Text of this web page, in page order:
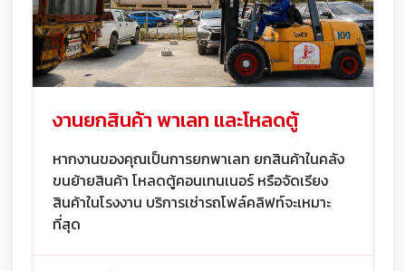
งานยกสินค้า พาเลท และโหลดตู้
หากงานของคุณเป็นการยกพาเลท ยกสินค้าในคลัง
ขนย้ายสินค้า โหลดตู้คอนเทนเนอร์ หรือจัดเรียง
สินค้าในโรงงาน บริการเช่ารถโฟล์คลิฟท์จะเหมาะ
ที่สุด